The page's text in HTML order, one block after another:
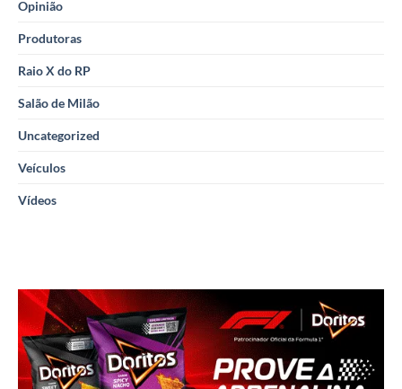
Opinião
Produtoras
Raio X do RP
Salão de Milão
Uncategorized
Veículos
Vídeos